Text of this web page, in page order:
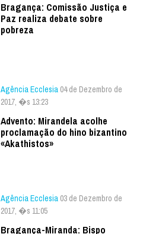
Bragança: Comissão Justiça e
Paz realiza debate sobre
pobreza
Agência Ecclesia 04 de Dezembro de
2017, �s 13:23
Advento: Mirandela acolhe
proclamação do hino bizantino
«Akathistos»
Agência Ecclesia 03 de Dezembro de
2017, �s 11:05
Bragança-Miranda: Bispo